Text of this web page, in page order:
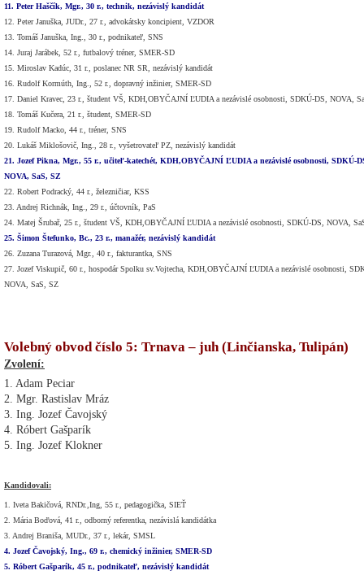
11. Peter Haščík, Mgr., 30 r., technik, nezávislý kandidát
12. Peter Januška, JUDr., 27 r., advokátsky koncipient, VZDOR
13. Tomáš Januška, Ing., 30 r., podnikateľ, SNS
14. Juraj Jarábek, 52 r., futbalový tréner, SMER-SD
15. Miroslav Kadúc, 31 r., poslanec NR SR, nezávislý kandidát
16. Rudolf Kormúth, Ing., 52 r., dopravný inžinier, SMER-SD
17. Daniel Kravec, 23 r., študent VŠ, KDH,OBYČAJNÍ ĽUDIA a nezávislé osobnosti, SDKÚ-DS, NOVA,
18. Tomáš Kučera, 21 r., študent, SMER-SD
19. Rudolf Macko, 44 r., tréner, SNS
20. Lukáš Miklošovič, Ing., 28 r., vyšetrovateľ PZ, nezávislý kandidát
21. Jozef Pikna, Mgr., 55 r., učiteľ-katechét, KDH,OBYČAJNÍ ĽUDIA a nezávislé osobnosti, SDKÚ-
NOVA, SaS, SZ
22. Robert Podracký, 44 r., železničiar, KSS
23. Andrej Richnák, Ing., 29 r., účtovník, PaS
24. Matej Šrubař, 25 r., študent VŠ, KDH,OBYČAJNÍ ĽUDIA a nezávislé osobnosti, SDKÚ-DS, NOVA,
25. Šimon Štefunko, Bc., 23 r., manažér, nezávislý kandidát
26. Zuzana Turazová, Mgr., 40 r., fakturantka, SNS
27. Jozef Viskupič, 60 r., hospodár Spolku sv.Vojtecha, KDH,OBYČAJNÍ ĽUDIA a nezávislé osobnosti,
NOVA, SaS, SZ
Volebný obvod číslo 5: Trnava – juh (Linčianska, Tulipán)
Zvolení:
1. Adam Peciar
2. Mgr. Rastislav Mráz
3. Ing. Jozef Čavojský
4. Róbert Gašparík
5. Ing. Jozef Klokner
Kandidovali:
1. Iveta Bakičová, RNDr.,Ing, 55 r., pedagogička, SIEŤ
2. Mária Boďová, 41 r., odborný referentka, nezávislá kandidátka
3. Andrej Braniša, MUDr., 37 r., lekár, SMSL
4. Jozef Čavojský, Ing., 69 r., chemický inžinier, SMER-SD
5. Róbert Gašparík, 45 r., podnikateľ, nezávislý kandidát